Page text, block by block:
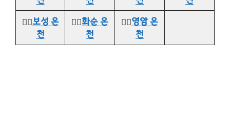
👉🏻보성 온
천
👉🏻화순 온
천
👉🏻영암 온
천